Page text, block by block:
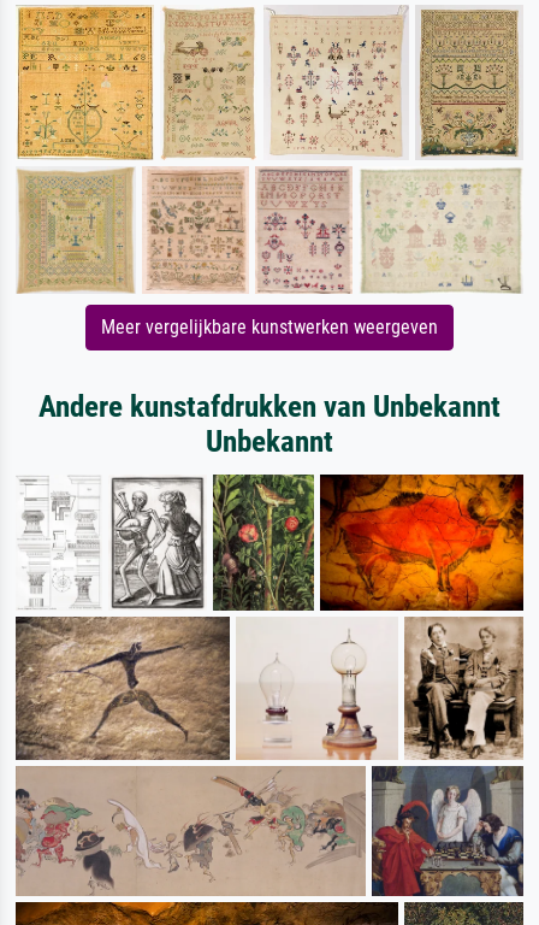
Meer vergelijkbare kunstwerken weergeven
Andere kunstafdrukken van Unbekannt
Unbekannt